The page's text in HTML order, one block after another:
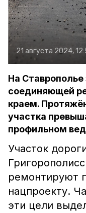
21 августа 2024,
На
соединяющей
краем.
участка
профильном
Участок
ремонтируют
нацпроекту.
эти цели